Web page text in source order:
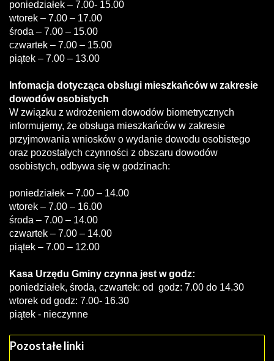
poniedziałek – 7.00- 15.00
wtorek – 7.00 – 17.00
środa – 7.00 – 15.00
czwartek – 7.00 – 15.00
piątek – 7.00 – 13.00
Infomacja dotycząca obsługi mieszkańców w zakresie
dowodów osobistych
W związku z wdrożeniem dowodów biometrycznych
informujemy, że obsługa mieszkańców w zakresie
przyjmowania wniosków o wydanie dowodu osobistego
oraz pozostałych czynności z obszaru dowodów
osobistych, odbywa się w godzinach:
poniedziałek – 7.00 – 14.00
wtorek – 7.00 – 16.00
środa – 7.00 – 14.00
czwartek – 7.00 – 14.00
piątek – 7.00 – 12.00
Kasa Urzędu Gminy czynna jest w godz:
poniedziałek, środa, czwartek: od godz: 7.00 do 14.30
wtorek od godz: 7.00- 16.30
piątek - nieczynne
Pozostałe linki